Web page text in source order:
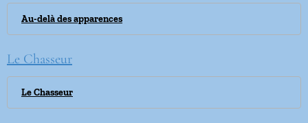
Au-delà des apparences
Le Chasseur
Le Chasseur